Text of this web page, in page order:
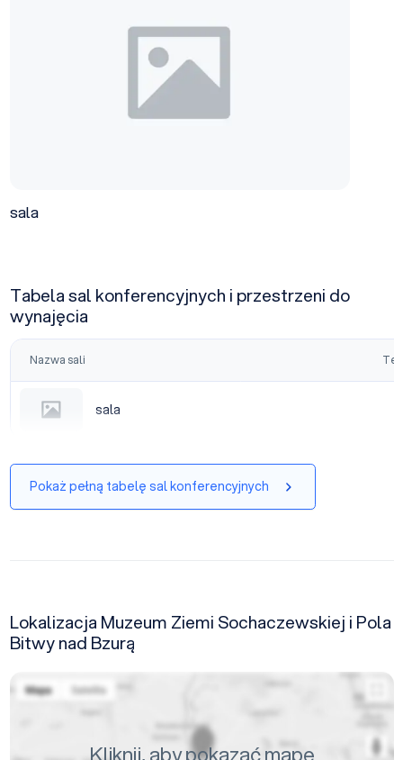
sala
Tabela sal konferencyjnych i przestrzeni do
wynajęcia
Nazwa sali
sala
sala
Pokaż pełną tabelę sal konferencyjnych
Lokalizacja Muzeum Ziemi Sochaczewskiej i Pola
Bitwy nad Bzurą
Kliknij, aby pokazać mapę